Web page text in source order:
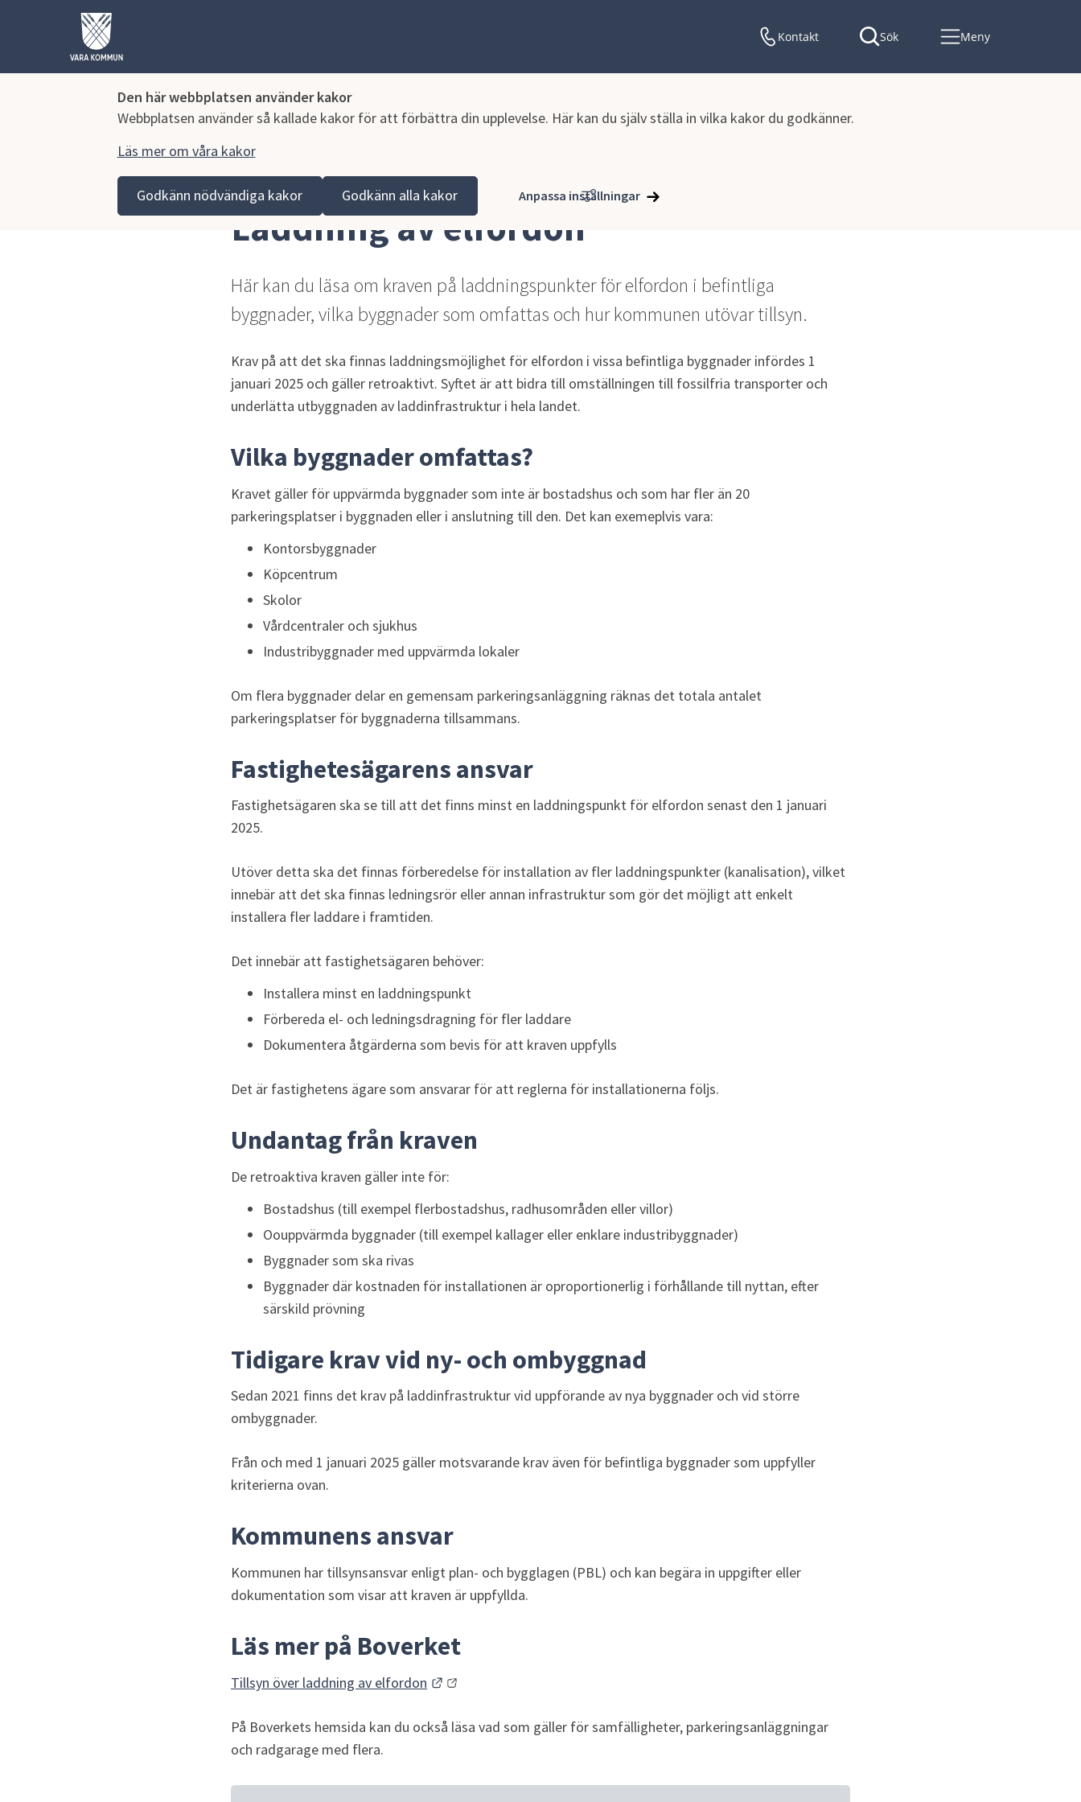
Den här webbplatsen använder kakor
Webbplatsen använder så kallade kakor för att förbättra din upplevelse. Här kan du själv ställa in vilka kakor du godkänner.
Läs mer om våra kakor
Godkänn nödvändiga kakor Godkänn alla kakor Anpassa inställningar
Kontakt Sök Meny
Vara kommun Bygga, miljö och infrastruktur Bygga nytt, ändra eller riva
Laddning av elfordon
Här kan du läsa om kraven på laddningspunkter för elfordon i befintliga
byggnader, vilka byggnader som omfattas och hur kommunen utövar tillsyn.
Krav på att det ska finnas laddningsmöjlighet för elfordon i vissa befintliga byggnader infördes 1
januari 2025 och gäller retroaktivt. Syftet är att bidra till omställningen till fossilfria transporter och
underlätta utbyggnaden av laddinfrastruktur i hela landet.
Vilka byggnader omfattas?
Kravet gäller för uppvärmda byggnader som inte är bostadshus och som har fler än 20
parkeringsplatser i byggnaden eller i anslutning till den. Det kan exemeplvis vara:
Kontorsbyggnader
Köpcentrum
Skolor
Vårdcentraler och sjukhus
Industribyggnader med uppvärmda lokaler
Om flera byggnader delar en gemensam parkeringsanläggning räknas det totala antalet
parkeringsplatser för byggnaderna tillsammans.
Fastighetesägarens ansvar
Fastighetsägaren ska se till att det finns minst en laddningspunkt för elfordon senast den 1 januari
2025.
Utöver detta ska det finnas förberedelse för installation av fler laddningspunkter (kanalisation), vilket
innebär att det ska finnas ledningsrör eller annan infrastruktur som gör det möjligt att enkelt
installera fler laddare i framtiden.
Det innebär att fastighetsägaren behöver:
Installera minst en laddningspunkt
Förbereda el- och ledningsdragning för fler laddare
Dokumentera åtgärderna som bevis för att kraven uppfylls
Det är fastighetens ägare som ansvarar för att reglerna för installationerna följs.
Undantag från kraven
De retroaktiva kraven gäller inte för:
Bostadshus (till exempel flerbostadshus, radhusområden eller villor)
Oouppvärmda byggnader (till exempel kallager eller enklare industribyggnader)
Byggnader som ska rivas
Byggnader där kostnaden för installationen är oproportionerlig i förhållande till nyttan, efter
särskild prövning
Tidigare krav vid ny- och ombyggnad
Sedan 2021 finns det krav på laddinfrastruktur vid uppförande av nya byggnader och vid större
ombyggnader.
Från och med 1 januari 2025 gäller motsvarande krav även för befintliga byggnader som uppfyller
kriterierna ovan.
Kommunens ansvar
Kommunen har tillsynsansvar enligt plan- och bygglagen (PBL) och kan begära in uppgifter eller
dokumentation som visar att kraven är uppfyllda.
Läs mer på Boverket
Tillsyn över laddning av elfordon Länk till annan webbplats.
På Boverkets hemsida kan du också läsa vad som gäller för samfälligheter, parkeringsanläggningar
och radgarage med flera.